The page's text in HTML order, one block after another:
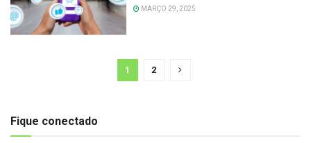
MARÇO 29, 2025
1 2
Fique conectado